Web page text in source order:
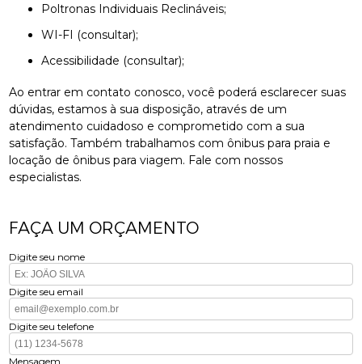
Poltronas Individuais Reclináveis;
WI-FI (consultar);
Acessibilidade (consultar);
Ao entrar em contato conosco, você poderá esclarecer suas
dúvidas, estamos à sua disposição, através de um
atendimento cuidadoso e comprometido com a sua
satisfação. Também trabalhamos com ônibus para praia e
locação de ônibus para viagem. Fale com nossos
especialistas.
FAÇA UM ORÇAMENTO
Digite seu nome
Digite seu email
Digite seu telefone
Mensagem